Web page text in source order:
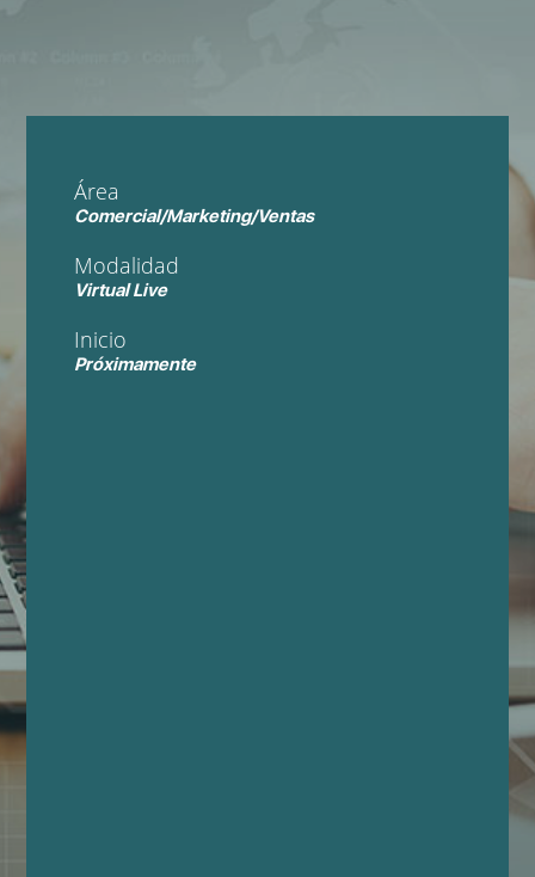
Área
Comercial/Marketing/Ventas
Modalidad
Virtual Live
Inicio
Próximamente